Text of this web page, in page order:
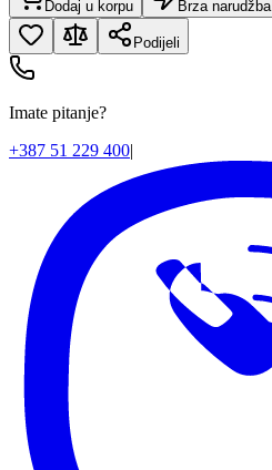
Dodaj u korpu Brza narudžba
Podijeli
Imate pitanje?
+387 51 229 400|